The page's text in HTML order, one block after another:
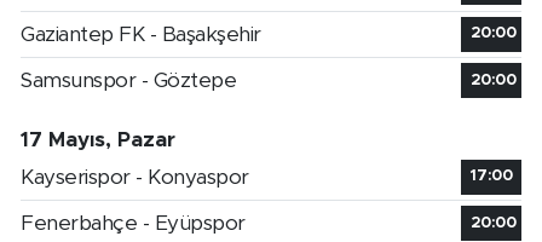
Gaziantep FK - Başakşehir 20:00
Samsunspor - Göztepe 20:00
17 Mayıs, Pazar
Kayserispor - Konyaspor
17:00
Fenerbahçe - Eyüpspor 20:00